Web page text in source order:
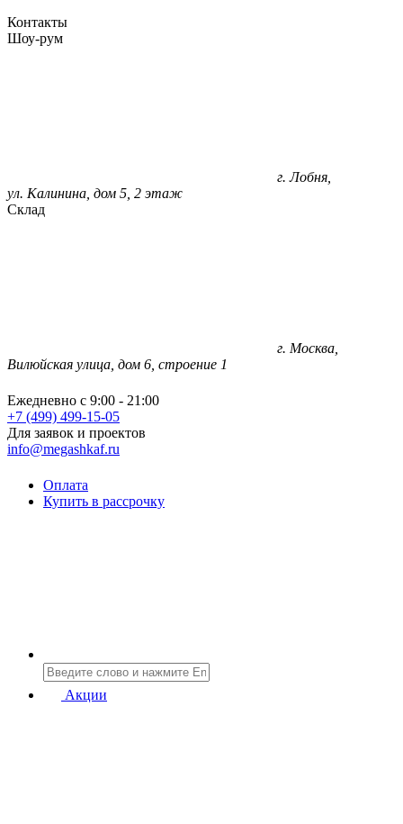
Контакты
Шоу-рум
г. Лобня,
ул. Калинина, дом 5, 2 этаж
Склад
г. Москва,
Вилюйская улица, дом 6, строение 1
Ежедневно с 9:00 - 21:00
+7 (499) 499-15-05
Для заявок и проектов
info@megashkaf.ru
Оплата
Купить в рассрочку
Акции